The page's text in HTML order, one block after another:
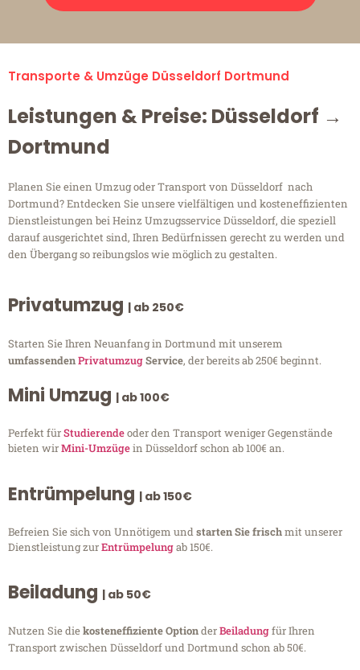
Transporte & Umzüge Düsseldorf Dortmund
Leistungen & Preise: Düsseldorf →
Dortmund
Planen Sie einen Umzug oder Transport von Düsseldorf nach
Dortmund? Entdecken Sie unsere vielfältigen und kosteneffizienten
Dienstleistungen bei Heinz Umzugsservice Düsseldorf, die speziell
darauf ausgerichtet sind, Ihren Bedürfnissen gerecht zu werden und
den Übergang so reibungslos wie möglich zu gestalten.
Privatumzug | ab 250€
Starten Sie Ihren Neuanfang in Dortmund mit unserem
umfassendenPrivatumzugService, der bereits ab 250€ beginnt.
Mini Umzug | ab 100€
Perfekt fürStudierendeoder den Transport weniger Gegenstände
bieten wirMini-Umzügein Düsseldorf schon ab 100€ an.
Entrümpelung | ab 150€
Befreien Sie sich von Unnötigem undstarten Sie frischmit unserer
Dienstleistung zurEntrümpelungab 150€.
Beiladung | ab 50€
Nutzen Sie diekosteneffiziente OptionderBeiladungfür Ihren
Transport zwischen Düsseldorf und Dortmund schon ab 50€.